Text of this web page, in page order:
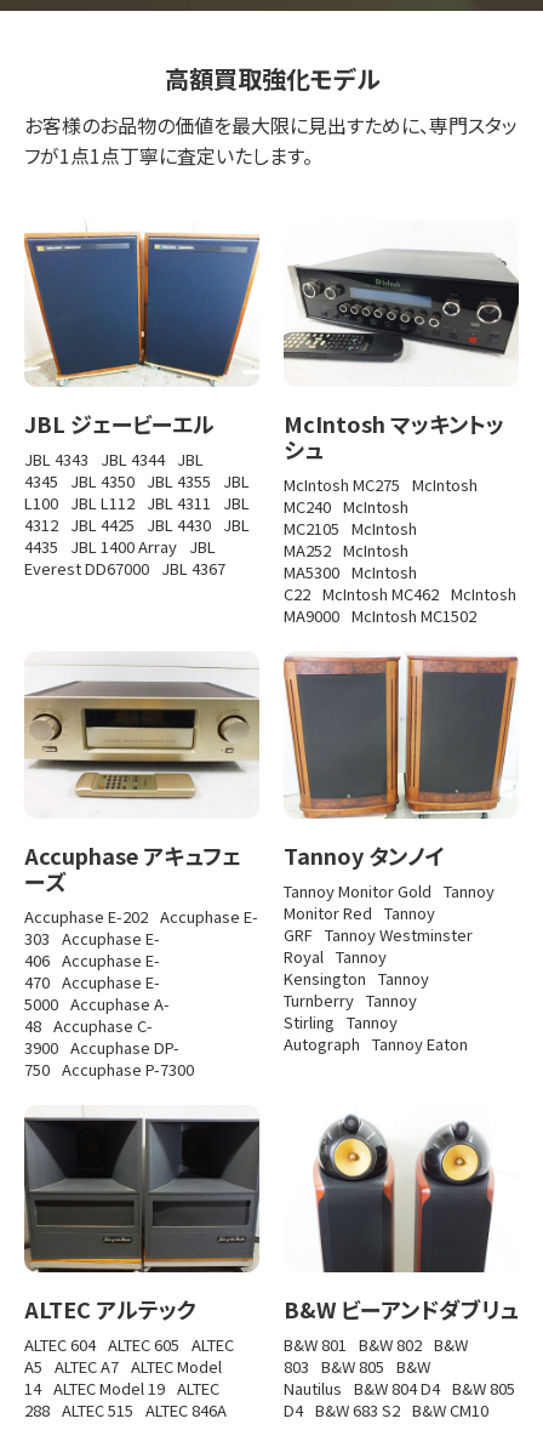
高額買取強化モデル
お客様のお品物の価値を最大限に見出すために、専門スタッ
フが1点1点丁寧に査定いたします。
JBL ジェービーエル
JBL 4343 JBL 4344 JBL
4345
JBL 4350 JBL 4355
JBL
L100 JBL L112 JBL 4311
JBL
4312 JBL 4425 JBL 4430 JBL
4435
JBL 1400 Array JBL
Everest DD67000 JBL 4367
McIntosh マッキントッ
シュ
McIntosh MC275 McIntosh
MC240 McIntosh
MC2105 McIntosh
MA252 McIntosh
MA5300 McIntosh
C22 McIntosh MC462 McIntosh
MA9000 McIntosh MC1502
Accuphase アキュフェ
ーズ
Accuphase E-202 Accuphase E-
303 Accuphase E-
406 Accuphase E-
470 Accuphase E-
5000 Accuphase A-
48 Accuphase C-
3900 Accuphase DP-
750 Accuphase P-7300
Tannoy タンノイ
Tannoy Monitor Gold Tannoy
Monitor Red Tannoy
GRF Tannoy Westminster
Royal Tannoy
Kensington Tannoy
Turnberry Tannoy
Stirling Tannoy
Autograph Tannoy Eaton
ALTEC アルテック
ALTEC 604 ALTEC 605 ALTEC
A5 ALTEC A7 ALTEC Model
14 ALTEC Model 19 ALTEC
288 ALTEC 515 ALTEC 846A
B&W ビーアンドダブリュ
B&W 801 B&W 802 B&W
803 B&W 805 B&W
Nautilus B&W 804 D4 B&W 805
D4 B&W 683 S2 B&W CM10